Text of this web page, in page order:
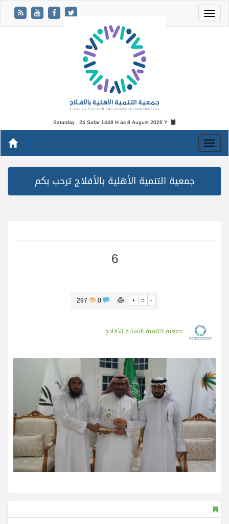
Saturday , 24 Safar 1448 H as8 August 2026 Y
جمعية التنمية الأهلية بالأفلاج ترحب بكم
6
+ = -
297
جمعية التنمية الأهلية الأفلاج